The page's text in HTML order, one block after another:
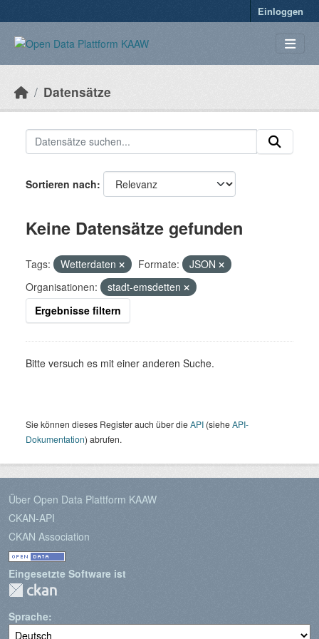
Einloggen
Datensätze
Sortieren nach
Keine Datensätze gefunden
Tags: Wetterdaten Formate:
JSON
Organisationen:
stadt-emsdetten
Ergebnisse filtern
Bitte versuch es mit einer anderen Suche.
Sie können dieses Register auch über dieAPI (sieheAPI-
Dokumentation) abrufen.
Über Open Data Plattform KAAW
CKAN-API
CKAN Association
Eingesetzte Software ist
Sprache